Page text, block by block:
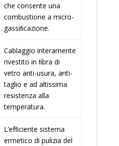
che consente una
combustione a micro-
gassiﬁcazione.
Cablaggio interamente
rivestito in ﬁbra di
vetro anti-usura, anti-
taglio e ad altissima
resistenza alla
temperatura.
L’efﬁciente sistema
ermetico di pulizia del